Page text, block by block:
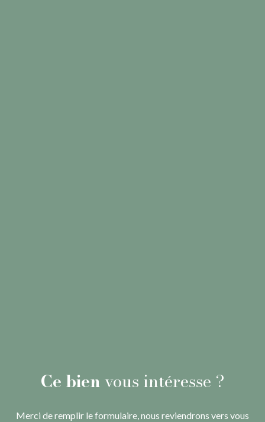
Ce bienvous intéresse ?
Merci de remplir le formulaire, nous reviendrons vers vous